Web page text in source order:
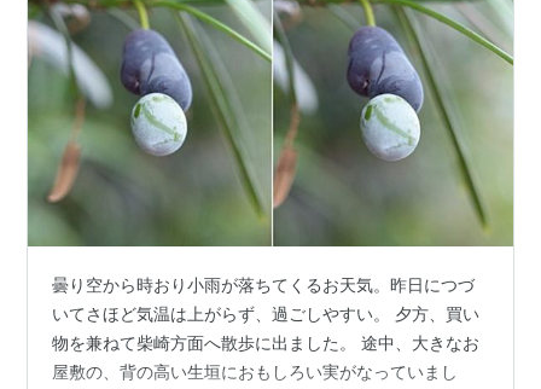
曇り空から時おり小雨が落ちてくるお天気。昨日につづ
いてさほど気温は上がらず、過ごしやすい。 夕方、買い
物を兼ねて柴崎方面へ散歩に出ました。 途中、大きなお
屋敷の、背の高い生垣におもしろい実がなっていまし